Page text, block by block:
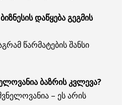
დაწყება გეგმის
წარმატების შანსი
ბაზრის კვლევა?
– ეს არის